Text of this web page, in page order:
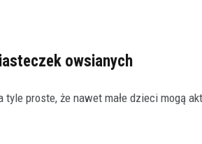
owsianych
proste, że nawet małe dzieci mogą